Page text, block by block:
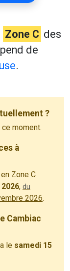
Zone C des
de
.
?
ce moment.
à
Zone C
, du
2026.
Cambiac
le samedi 15